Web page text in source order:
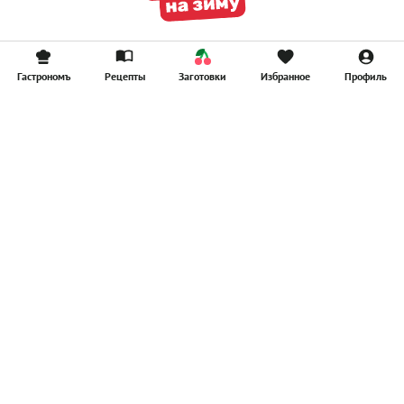
Гастрономъ Рецепты Заготовки Избранное Профиль